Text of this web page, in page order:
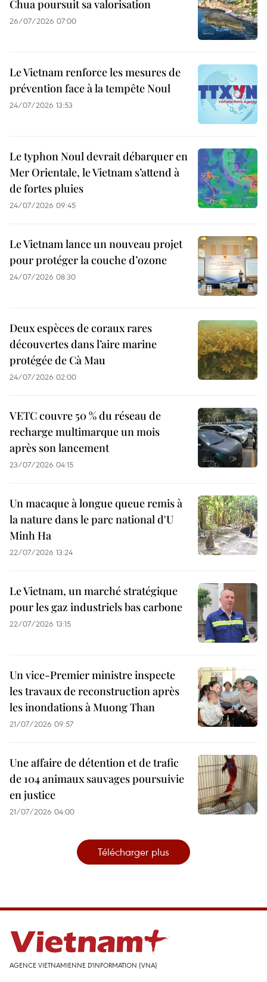
Chua poursuit sa valorisation
26/07/2026 07:00
Le Vietnam renforce les mesures de
prévention face à la tempête Noul
24/07/2026 13:53
Le typhon Noul devrait débarquer en
Mer Orientale, le Vietnam s’attend à
de fortes pluies
24/07/2026 09:45
Le Vietnam lance un nouveau projet
pour protéger la couche d’ozone
24/07/2026 08:30
Deux espèces de coraux rares
découvertes dans l’aire marine
protégée de Cà Mau
24/07/2026 02:00
VETC couvre 50 % du réseau de
recharge multimarque un mois
après son lancement
23/07/2026 04:15
Un macaque à longue queue remis à
la nature dans le parc national d'U
Minh Ha
22/07/2026 13:24
Le Vietnam, un marché stratégique
pour les gaz industriels bas carbone
22/07/2026 13:15
Un vice-Premier ministre inspecte
les travaux de reconstruction après
les inondations à Muong Than
21/07/2026 09:57
Une affaire de détention et de trafic
de 104 animaux sauvages poursuivie
en justice
21/07/2026 04:00
Télécharger plus
AGENCE VIETNAMIENNE D'INFORMATION (VNA)